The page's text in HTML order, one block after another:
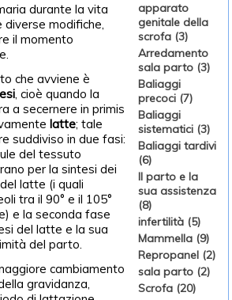
durante la vita
diverse modifiche,
il momento
che avviene è
, cioè quando la
a secernere in primis
latte; tale
suddiviso in due fasi:
del tessuto
per la sintesi dei
latte (i quali
tra il 90° e il 105°
e la seconda fase
del latte e la sua
del parto.
cambiamento
gravidanza,
apparato
genitale della
scrofa (3)
Arredamento
sala parto (3)
Baliaggi
precoci (7)
Baliaggi
sistematici (3)
Baliaggi tardivi
(6)
Il parto e la
sua assistenza
(8)
infertilità (5)
Mammella (9)
Repropanel (2)
sala parto (2)
Scrofa (20)